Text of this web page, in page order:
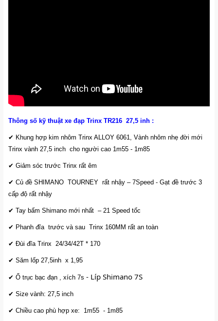
Thông số kỹ thuật xe đạp Trinx TR216 27,5 inh :
✔ Khung hợp kim nhôm Trinx ALLOY 6061, Vành nhôm nhẹ đời mới
Trinx vành 27,5 inch cho người cao 1m55 - 1m85
✔ Giảm sóc trước Trinx rất êm
✔ Củ đề SHIMANO TOURNEY rất nhậy – 7Speed - Gạt đề trước 3
cấp độ rất nhậy
✔ Tay bấm Shimano mới nhất – 21 Speed tốc
✔ Phanh đĩa trước và sau Trinx 160MM rất an toàn
✔ Đùi đĩa Trinx 24/34/42T * 170
✔ Săm lốp 27,5inh x 1,95
✔ Ổ trục bạc đạn , xích 7s - Líp Shimano 7S
✔ Size vành: 27,5 inch
✔ Chiều cao phù hợp xe: 1m55 - 1m85